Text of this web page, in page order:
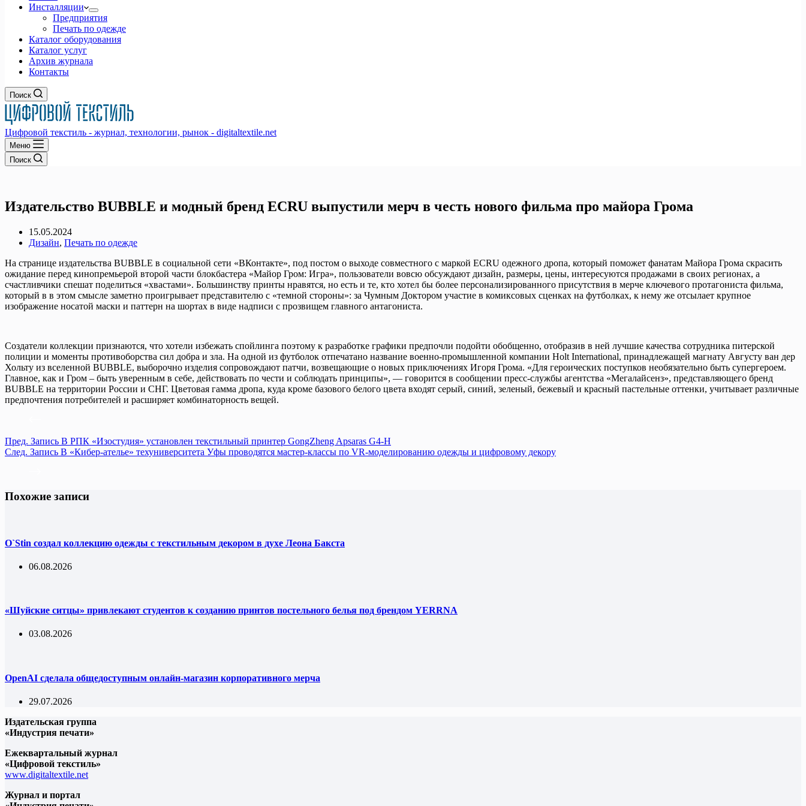
Инсталляции
Предприятия
Печать по одежде
Каталог оборудования
Каталог услуг
Архив журнала
Контакты
Поиск
Цифровой текстиль - журнал, технологии, рынок - digitaltextile.net
Меню
Поиск
Издательство BUBBLE и модный бренд ECRU выпустили мерч в честь нового фильма про майора Грома
15.05.2024
Дизайн, Печать по одежде
На странице издательства BUBBLE в социальной сети «ВКонтакте», под постом о выходе совместного с маркой ECRU одежного дропа, который поможет фанатам Майора Грома скрасить
ожидание перед кинопремьерой второй части блокбастера «Майор Гром: Игра», пользователи вовсю обсуждают дизайн, размеры, цены, интересуются продажами в своих регионах, а
счастливчики спешат поделиться «хвастами». Большинству принты нравятся, но есть и те, кто хотел бы более персонализированного присутствия в мерче ключевого протагониста фильма,
который в в этом смысле заметно проигрывает представителю с «темной стороны»: за Чумным Доктором участие в комиксовых сценках на футболках, к нему же отсылает крупное
изображение носатой маски и паттерн на шортах в виде надписи с прозвищем главного антагониста.
Создатели коллекции признаются, что хотели избежать спойлинга поэтому к разработке графики предпочли подойти обобщенно, отобразив в ней лучшие качества сотрудника питерской
полиции и моменты противоборства сил добра и зла. На одной из футболок отпечатано название военно-промышленной компании Holt International, принадлежащей магнату Августу ван дер
Хольту из вселенной BUBBLE, выборочно изделия сопровождают патчи, возвещающие о новых приключениях Игоря Грома. «Для героических поступков необязательно быть супергероем.
Главное, как и Гром – быть уверенным в себе, действовать по чести и соблюдать принципы», — говорится в сообщении пресс-службы агентства «Мегалайсенз», представляющего бренд
BUBBLE на территории России и СНГ. Цветовая гамма дропа, куда кроме базового белого цвета входят серый, синий, зеленый, бежевый и красный пастельные оттенки, учитывает различные
предпочтения потребителей и расширяет комбинаторность вещей.
Пред. Запись В РПК «Изостудия» установлен текстильный принтер GongZheng Apsaras G4-H
След. Запись В «Кибер-ателье» техуниверситета Уфы проводятся мастер-классы по VR-моделированию одежды и цифровому декору
Похожие записи
O`Stin создал коллекцию одежды с текстильным декором в духе Леона Бакста
06.08.2026
«Шуйские ситцы» привлекают студентов к созданию принтов постельного белья под брендом YERRNA
03.08.2026
OpenAI сделала общедоступным онлайн-магазин корпоративного мерча
29.07.2026
Издательская группа
«Индустрия печати»
Ежеквартальный журнал
«Цифровой текстиль»
www.digitaltextile.net
Журнал и портал